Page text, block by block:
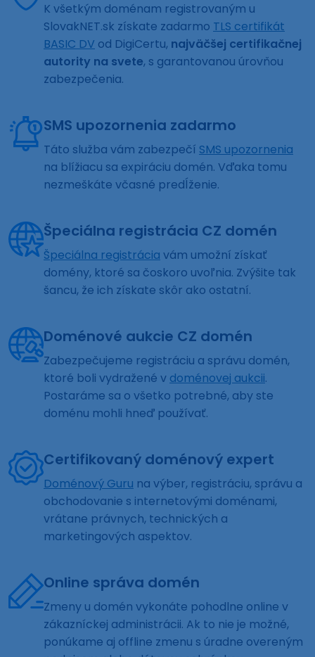
K všetkým doménam registrovaným u
SlovakNET.sk získate zadarmo TLS certifikát
BASIC DV od DigiCertu, najväčšej certifikačnej
autority na svete, s garantovanou úrovňou
zabezpečenia.
SMS upozornenia zadarmo
Táto služba vám zabezpečí SMS upozornenia
na blížiacu sa expiráciu domén. Vďaka tomu
nezmeškáte včasné predĺženie.
Špeciálna registrácia CZ domén
Špeciálna registrácia vám umožní získať
domény, ktoré sa čoskoro uvoľnia. Zvýšite tak
šancu, že ich získate skôr ako ostatní.
Doménové aukcie CZ domén
Zabezpečujeme registráciu a správu domén,
ktoré boli vydražené v doménovej aukcii.
Postaráme sa o všetko potrebné, aby ste
doménu mohli hneď používať.
Certifikovaný doménový expert
Doménový Guru na výber, registráciu, správu a
obchodovanie s internetovými doménami,
vrátane právnych, technických a
marketingových aspektov.
Online správa domén
Zmeny u domén vykonáte pohodlne online v
zákazníckej administrácii. Ak to nie je možné,
ponúkame aj offline zmenu s úradne overeným